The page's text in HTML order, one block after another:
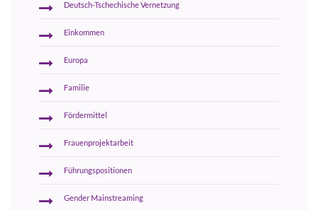
Deutsch-Tschechische Vernetzung
Einkommen
Europa
Familie
Fördermittel
Frauenprojektarbeit
Führungspositionen
Gender Mainstreaming